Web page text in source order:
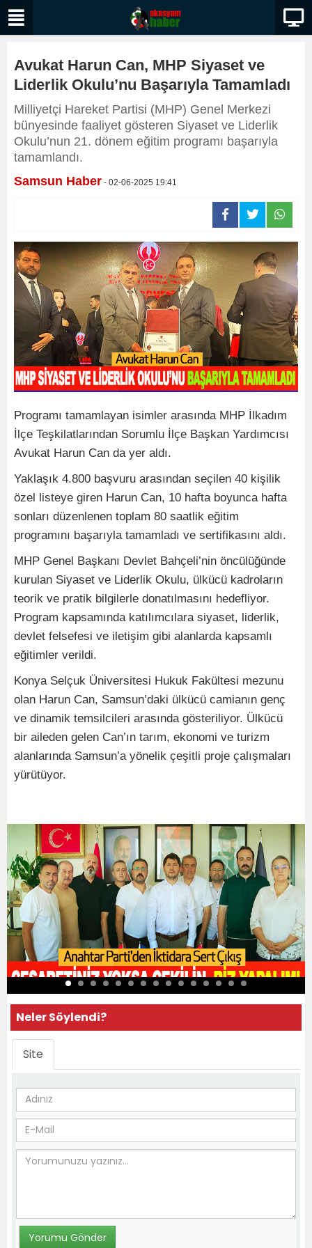
Avukat Harun Can, MHP Siyaset ve
Liderlik Okulu’nu Başarıyla Tamamladı
Milliyetçi Hareket Partisi (MHP) Genel Merkezi
bünyesinde faaliyet gösteren Siyaset ve Liderlik
Okulu’nun 21. dönem eğitim programı başarıyla
tamamlandı.
Samsun Haber - 02-06-2025 19:41
Programı tamamlayan isimler arasında MHP İlkadım
İlçe Teşkilatlarından Sorumlu İlçe Başkan Yardımcısı
Avukat Harun Can da yer aldı.
Yaklaşık 4.800 başvuru arasından seçilen 40 kişilik
özel listeye giren Harun Can, 10 hafta boyunca hafta
sonları düzenlenen toplam 80 saatlik eğitim
programını başarıyla tamamladı ve sertifikasını aldı.
MHP Genel Başkanı Devlet Bahçeli’nin öncülüğünde
kurulan Siyaset ve Liderlik Okulu, ülkücü kadroların
teorik ve pratik bilgilerle donatılmasını hedefliyor.
Program kapsamında katılımcılara siyaset, liderlik,
devlet felsefesi ve iletişim gibi alanlarda kapsamlı
eğitimler verildi.
Konya Selçuk Üniversitesi Hukuk Fakültesi mezunu
olan Harun Can, Samsun’daki ülkücü camianın genç
ve dinamik temsilcileri arasında gösteriliyor. Ülkücü
bir aileden gelen Can’ın tarım, ekonomi ve turizm
alanlarında Samsun’a yönelik çeşitli proje çalışmaları
yürütüyor.
Neler Söylendi?
Site